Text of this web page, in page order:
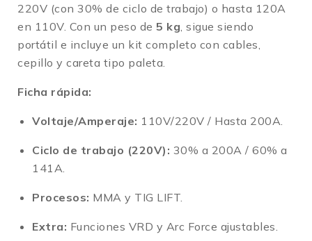
220V (con 30% de ciclo de trabajo) o hasta 120A
en 110V. Con un peso de 5 kg , sigue siendo
portátil e incluye un kit completo con cables,
cepillo y careta tipo paleta
Ficha rápida:
Voltaje/Amperaje: 110V/220V / Hasta 200A.
Ciclo de trabajo (220V): 30% a 200A / 60% a
141A
Procesos: MMA y TIG LIFT
Extra: Funciones VRD y Arc Force ajustables